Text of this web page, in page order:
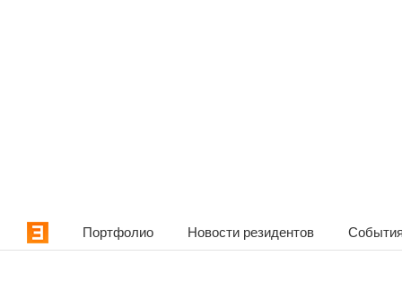
Портфолио Новости резидентов